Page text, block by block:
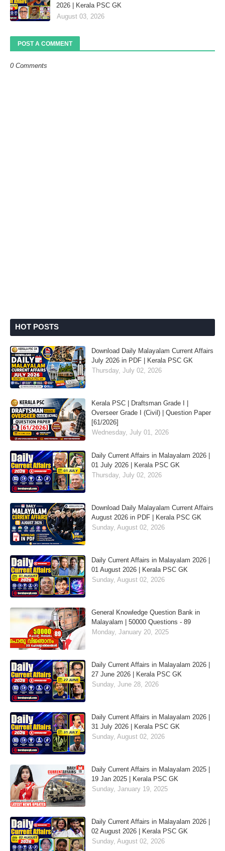
2026 | Kerala PSC GK
August 03, 2026
POST A COMMENT
0 Comments
HOT POSTS
Download Daily Malayalam Current Affairs
July 2026 in PDF | Kerala PSC GK
Thursday, July 02, 2026
Kerala PSC | Draftsman Grade I |
Overseer Grade I (Civil) | Question Paper
[61/2026]
Wednesday, July 01, 2026
Daily Current Affairs in Malayalam 2026 |
01 July 2026 | Kerala PSC GK
Thursday, July 02, 2026
Download Daily Malayalam Current Affairs
August 2026 in PDF | Kerala PSC GK
Sunday, August 02, 2026
Daily Current Affairs in Malayalam 2026 |
01 August 2026 | Kerala PSC GK
Sunday, August 02, 2026
General Knowledge Question Bank in
Malayalam | 50000 Questions - 89
Monday, January 20, 2025
Daily Current Affairs in Malayalam 2026 |
27 June 2026 | Kerala PSC GK
Sunday, June 28, 2026
Daily Current Affairs in Malayalam 2026 |
31 July 2026 | Kerala PSC GK
Sunday, August 02, 2026
Daily Current Affairs in Malayalam 2025 |
19 Jan 2025 | Kerala PSC GK
Sunday, January 19, 2025
Daily Current Affairs in Malayalam 2026 |
02 August 2026 | Kerala PSC GK
Sunday, August 02, 2026